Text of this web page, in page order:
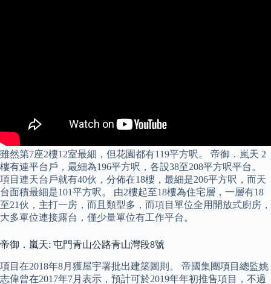
雖然第7座2樓12室最細，但花園都有119平方呎。 帝御．嵐天 2
樓有連平台戶，最細為196平方呎，各設38至208平方呎平台。
項目連天台戶就有40伙，分佈在18樓，最細是206平方呎，而天
台面積最細是101平方呎。 由2樓起至18樓為住宅層，一層有18
至21伙，主打一房，而且類型多，而項目單位全用開放式廚房，
大多單位連接露台，僅少量單位有工作平台。
帝御．嵐天: 屯門青山公路青山灣段8號
項目在2018年8月獲屋宇署批出建築圖則。 帝國集團項目總監姚
志偉曾在2017年7月表示，預計可於2019年年初推售項目，不過